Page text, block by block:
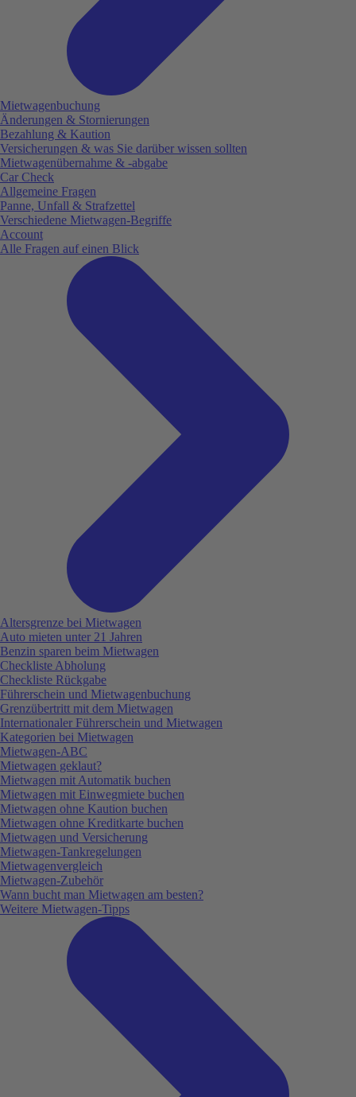
Mietwagenbuchung
Änderungen & Stornierungen
Bezahlung & Kaution
Versicherungen & was Sie darüber wissen sollten
Mietwagenübernahme & -abgabe
Car Check
Allgemeine Fragen
Panne, Unfall & Strafzettel
Verschiedene Mietwagen-Begriffe
Account
Alle Fragen auf einen Blick
Altersgrenze bei Mietwagen
Auto mieten unter 21 Jahren
Benzin sparen beim Mietwagen
Checkliste Abholung
Checkliste Rückgabe
Führerschein und Mietwagenbuchung
Grenzübertritt mit dem Mietwagen
Internationaler Führerschein und Mietwagen
Kategorien bei Mietwagen
Mietwagen-ABC
Mietwagen geklaut?
Mietwagen mit Automatik buchen
Mietwagen mit Einwegmiete buchen
Mietwagen ohne Kaution buchen
Mietwagen ohne Kreditkarte buchen
Mietwagen und Versicherung
Mietwagen-Tankregelungen
Mietwagenvergleich
Mietwagen-Zubehör
Wann bucht man Mietwagen am besten?
Weitere Mietwagen-Tipps